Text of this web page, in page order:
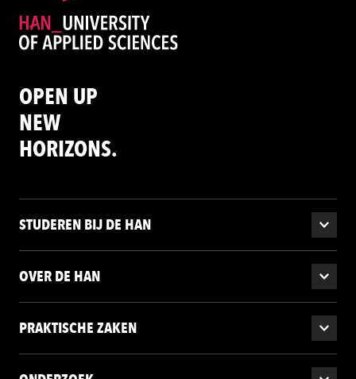
OPEN UP
NEW
HORIZONS.
STUDEREN BIJ DE HAN
OVER DE HAN
PRAKTISCHE ZAKEN